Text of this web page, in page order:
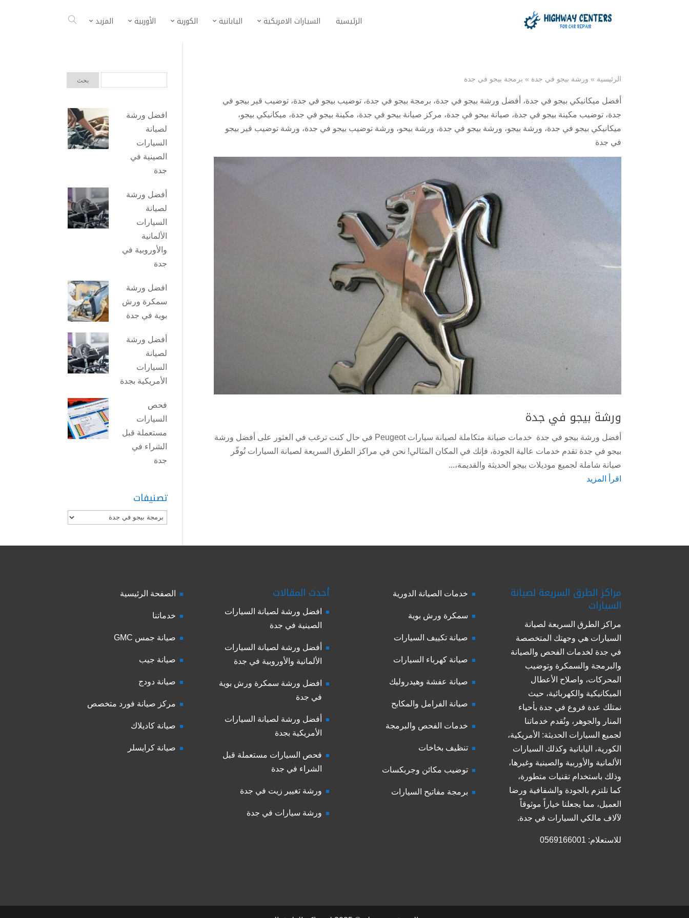
الرئيسية السيارات الامريكية اليابانية الكورية الأوربية المزيد
الرئيسية » ورشة بيجو في جدة » برمجة بيجو في جدة
أفضل ميكانيكي بيجو في جدة، أفضل ورشة بيجو في جدة، برمجة بيجو في جدة، توضيب بيجو في جدة، توضيب قير بيجو في
جدة، توضيب مكينة بيجو في جدة، صيانة بيحو في جدة، مركز صيانة بيحو في جدة، مكينة بيجو في جدة، ميكانيكي بيجو،
ميكانيكي بيجو في جدة، ورشة بيجو، ورشة بيجو في جدة، ورشة بيحو، ورشة توضيب بيجو في جدة، ورشة توضيب قير بيجو
في جدة
ورشة بيجو في جدة
أفضل ورشة بيجو في جدة خدمات صيانة متكاملة لصيانة سيارات Peugeot في حال كنت ترغب في العثور على أفضل ورشة
بيجو في جدة تقدم خدمات عالية الجودة، فإنك في المكان المثالي! نحن في مراكز الطرق السريعة لصيانة السيارات نُوفّر
صيانة شاملة لجميع موديلات بيجو الحديثة والقديمة،...
اقرأ المزيد
افضل ورشة
لصيانة
السيارات
الصينية في
جدة
أفضل ورشة
لصيانة
السيارات
الألمانية
والأوروبية في
جدة
افضل ورشة
سمكرة ورش
بوية في جدة
أفضل ورشة
لصيانة
السيارات
الأمريكية بجدة
فحص
السيارات
مستعملة قبل
الشراء في
جدة
تصنيفات
تصنيفات
مراكز الطرق السريعة لصيانة
السيارات
مراكز الطرق السريعة لصيانة
السيارات هي وجهتك المتخصصة
في جدة لخدمات الفحص والصيانة
والبرمجة والسمكرة وتوضيب
المحركات، واصلاح الأعطال
الميكانيكية والكهربائية، حيث
نمتلك عدة فروع في جدة بأحياء
المنار والجوهر، ونُقدم خدماتنا
لجميع السيارات الحديثة: الأمريكية،
الكورية، اليابانية وكذلك السيارات
الألمانية والأوربية والصينية وغيرها،
وذلك باستخدام تقنيات متطورة،
كما نلتزم بالجودة والشفافية ورضا
العميل، مما يجعلنا خياراً موثوقاً
لآلاف مالكي السيارات في جدة.
للاستعلام: 0569166001
خدمات الصيانة الدورية
سمكرة ورش بوية
صيانة تكييف السيارات
صيانة كهرباء السيارات
صيانة عفشة وهيدروليك
صيانة الفرامل والمكابح
خدمات الفحص والبرمجة
تنظيف بخاخات
توضيب مكائن وجربكسات
برمجة مفاتيح السيارات
أحدث المقالات
افضل ورشة لصيانة السيارات
الصينية في جدة
أفضل ورشة لصيانة السيارات
الألمانية والأوروبية في جدة
افضل ورشة سمكرة ورش بوية
في جدة
أفضل ورشة لصيانة السيارات
الأمريكية بجدة
فحص السيارات مستعملة قبل
الشراء في جدة
ورشة تغيير زيت في جدة
ورشة سيارات في جدة
الصفحة الرئيسية
خدماتنا
صيانة جمس GMC
صيانة جيب
صيانة دودج
مركز صيانة فورد متخصص
صيانة كاديلاك
صيانة كرايسلر